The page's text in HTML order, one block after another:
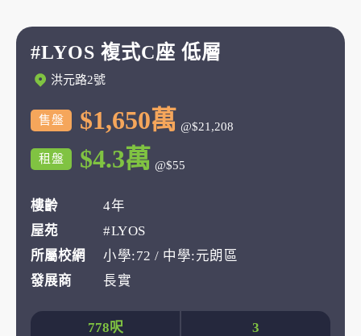
#LYOS 複式C座 低層
洪元路2號
售盤 $1,650萬 @$21,208
租盤 $4.3萬 @$55
樓齡
4年
屋苑
#LYOS
所屬校網
小學:72 / 中學:元朗區
發展商
長實
778呎 3